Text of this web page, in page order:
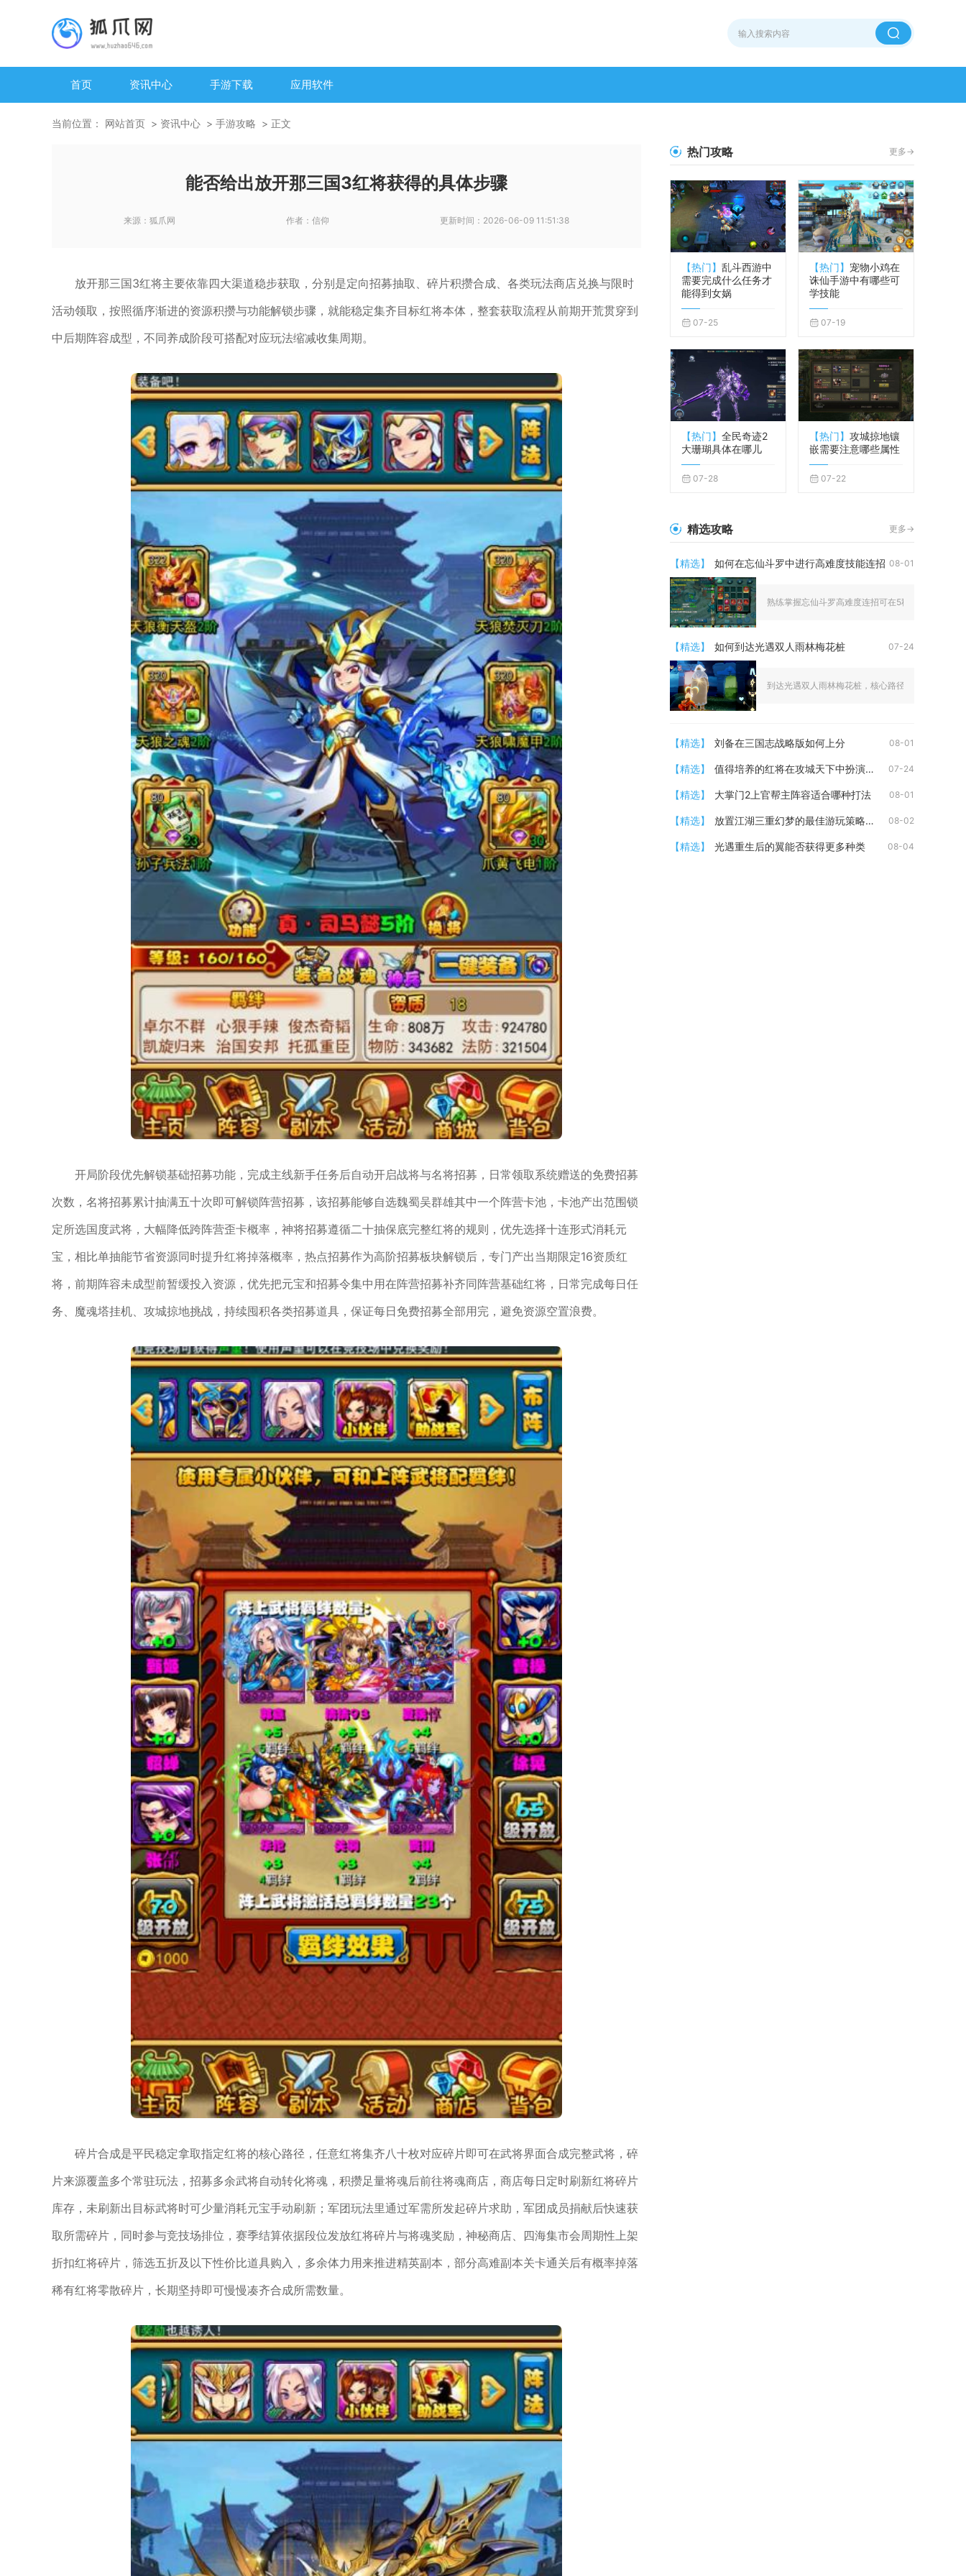
首页 资讯中心 手游下载 应用软件
当前位置： 网站首页 资讯中心 手游攻略 正文
能否给出放开那三国3红将获得的具体步骤
来源： 狐爪网 作者： 信仰 更新时间： 2026-06-09 11:51:38
放开那三国3红将主要依靠四大渠道稳步获取，分别是定向招募抽取、碎片积攒合成、各类玩法商店兑换与限时
活动领取，按照循序渐进的资源积攒与功能解锁步骤，就能稳定集齐目标红将本体，整套获取流程从前期开荒贯穿到
中后期阵容成型，不同养成阶段可搭配对应玩法缩减收集周期。
开局阶段优先解锁基础招募功能，完成主线新手任务后自动开启战将与名将招募，日常领取系统赠送的免费招募
次数，名将招募累计抽满五十次即可解锁阵营招募，该招募能够自选魏蜀吴群雄其中一个阵营卡池，卡池产出范围锁
定所选国度武将，大幅降低跨阵营歪卡概率，神将招募遵循二十抽保底完整红将的规则，优先选择十连形式消耗元
宝，相比单抽能节省资源同时提升红将掉落概率，热点招募作为高阶招募板块解锁后，专门产出当期限定16资质红
将，前期阵容未成型前暂缓投入资源，优先把元宝和招募令集中用在阵营招募补齐同阵营基础红将，日常完成每日任
务、魔魂塔挂机、攻城掠地挑战，持续囤积各类招募道具，保证每日免费招募全部用完，避免资源空置浪费。
碎片合成是平民稳定拿取指定红将的核心路径，任意红将集齐八十枚对应碎片即可在武将界面合成完整武将，碎
片来源覆盖多个常驻玩法，招募多余武将自动转化将魂，积攒足量将魂后前往将魂商店，商店每日定时刷新红将碎片
库存，未刷新出目标武将时可少量消耗元宝手动刷新；军团玩法里通过军需所发起碎片求助，军团成员捐献后快速获
取所需碎片，同时参与竞技场排位，赛季结算依据段位发放红将碎片与将魂奖励，神秘商店、四海集市会周期性上架
折扣红将碎片，筛选五折及以下性价比道具购入，多余体力用来推进精英副本，部分高难副本关卡通关后有概率掉落
稀有红将零散碎片，长期坚持即可慢慢凑齐合成所需数量。
热门攻略 更多->
【热门】 乱斗西游中
需要完成什么任务才
能得到女娲
07-25
【热门】 宠物小鸡在
诛仙手游中有哪些可
学技能
07-19
【热门】 全民奇迹2
大珊瑚具体在哪儿
07-28
【热门】 攻城掠地镶
嵌需要注意哪些属性
07-22
精选攻略 更多->
【精选】 如何在忘仙斗罗中进行高难度技能连招 08-01
熟练掌握忘仙斗罗高难度连招可在5秒眩晕窗口期完
【精选】 如何到达光遇双人雨林梅花桩 07-24
到达光遇双人雨林梅花桩，核心路径是从雨林第三
【精选】 刘备在三国志战略版如何上分 08-01
【精选】 值得培养的红将在攻城天下中扮演什么角色 07-24
【精选】 大掌门2上官帮主阵容适合哪种打法 08-01
【精选】 放置江湖三重幻梦的最佳游玩策略是什么 08-02
【精选】 光遇重生后的翼能否获得更多种类 08-04